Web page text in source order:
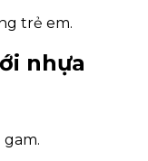
trẻ em.
nhựa